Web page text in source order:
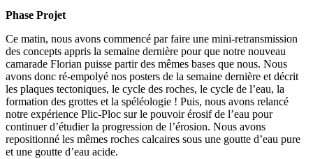
Phase Projet
Ce matin, nous avons commencé par faire une mini-retransmission
des concepts appris la semaine dernière pour que notre nouveau
camarade Florian puisse partir des mêmes bases que nous. Nous
avons donc ré-empolyé nos posters de la semaine dernière et décrit
les plaques tectoniques, le cycle des roches, le cycle de l’eau, la
formation des grottes et la spéléologie ! Puis, nous avons relancé
notre expérience Plic-Ploc sur le pouvoir érosif de l’eau pour
continuer d’étudier la progression de l’érosion. Nous avons
repositionné les mêmes roches calcaires sous une goutte d’eau pure
et une goutte d’eau acide.